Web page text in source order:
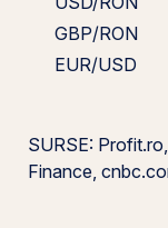
GBP/RON
EUR/USD
SURSE:
Finance,